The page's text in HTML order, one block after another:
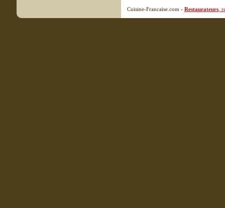
Cuisine-Francaise.com - Restaurateurs ,